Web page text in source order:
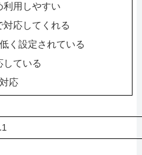
利用しやすい
対応してくれる
く設定されている
している
応